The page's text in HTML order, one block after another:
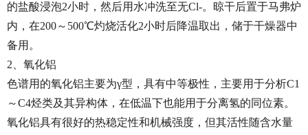
的盐酸浸泡2小时，然后用水冲洗至无Cl-。晾干后置于马弗炉
内，在200～500℃灼烧活化2小时后降温取出，储于干燥器中
备用。
2、氧化铝
色谱用的氧化铝主要为γ型，具有中等极性，主要用于分析C1
～C4烃类及其异构体，在低温下也能用于分离氢的同位素。
氧化铝具有很好的热稳定性和机械强度，但其活性随含水量